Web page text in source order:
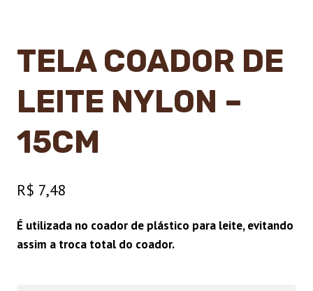
TELA COADOR DE
LEITE NYLON –
15CM
R$ 7,48
É utilizada no coador de plástico para leite, evitando
assim a troca total do coador.